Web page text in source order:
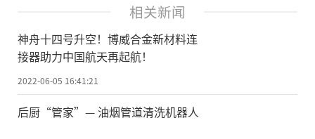
相关新闻
神舟十四号升空！博威合金新材料连
接器助力中国航天再起航！
2022-06-05 16:41:21
后厨“管家”— 油烟管道清洗机器人